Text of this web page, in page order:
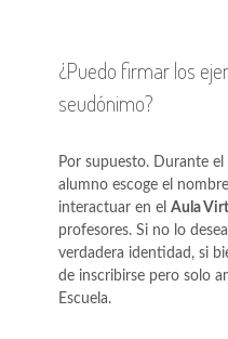
¿Puedo firmar los
seudónimo?
Por supuesto. Durante
alumno escoge el
interactuar en el Aula
profesores. Si no lo
verdadera identidad, si
de inscribirse pero solo
Escuela.